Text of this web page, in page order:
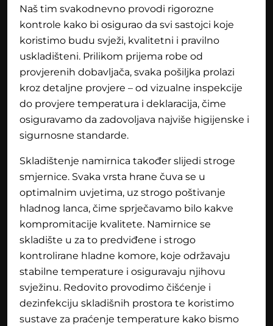
Naš tim svakodnevno provodi rigorozne
kontrole kako bi osigurao da svi sastojci koje
koristimo budu svježi, kvalitetni i pravilno
uskladišteni. Prilikom prijema robe od
provjerenih dobavljača, svaka pošiljka prolazi
kroz detaljne provjere – od vizualne inspekcije
do provjere temperatura i deklaracija, čime
osiguravamo da zadovoljava najviše higijenske i
sigurnosne standarde.
Skladištenje namirnica također slijedi stroge
smjernice. Svaka vrsta hrane čuva se u
optimalnim uvjetima, uz strogo poštivanje
hladnog lanca, čime sprječavamo bilo kakve
kompromitacije kvalitete. Namirnice se
skladište u za to predviđene i strogo
kontrolirane hladne komore, koje održavaju
stabilne temperature i osiguravaju njihovu
svježinu. Redovito provodimo čišćenje i
dezinfekciju skladišnih prostora te koristimo
sustave za praćenje temperature kako bismo